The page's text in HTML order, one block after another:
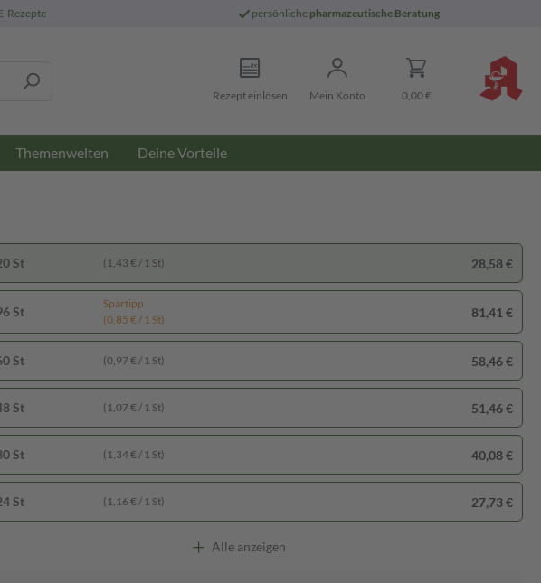
Rezepte persönliche pharmazeutische Beratung
Rezept einlösen Mein Konto 0,00 €
Themenwelten Deine Vorteile
St
Spartipp
(0,85 € / 1 St)
81,41 €
St (0,97 € / 1 St) 58,46 €
St (1,07 € / 1 St) 51,46 €
St (1,34 € / 1 St) 40,08 €
St (1,16 € / 1 St) 27,73 €
St (1,43 € / 1 St) 28,58 €
Alle anzeigen